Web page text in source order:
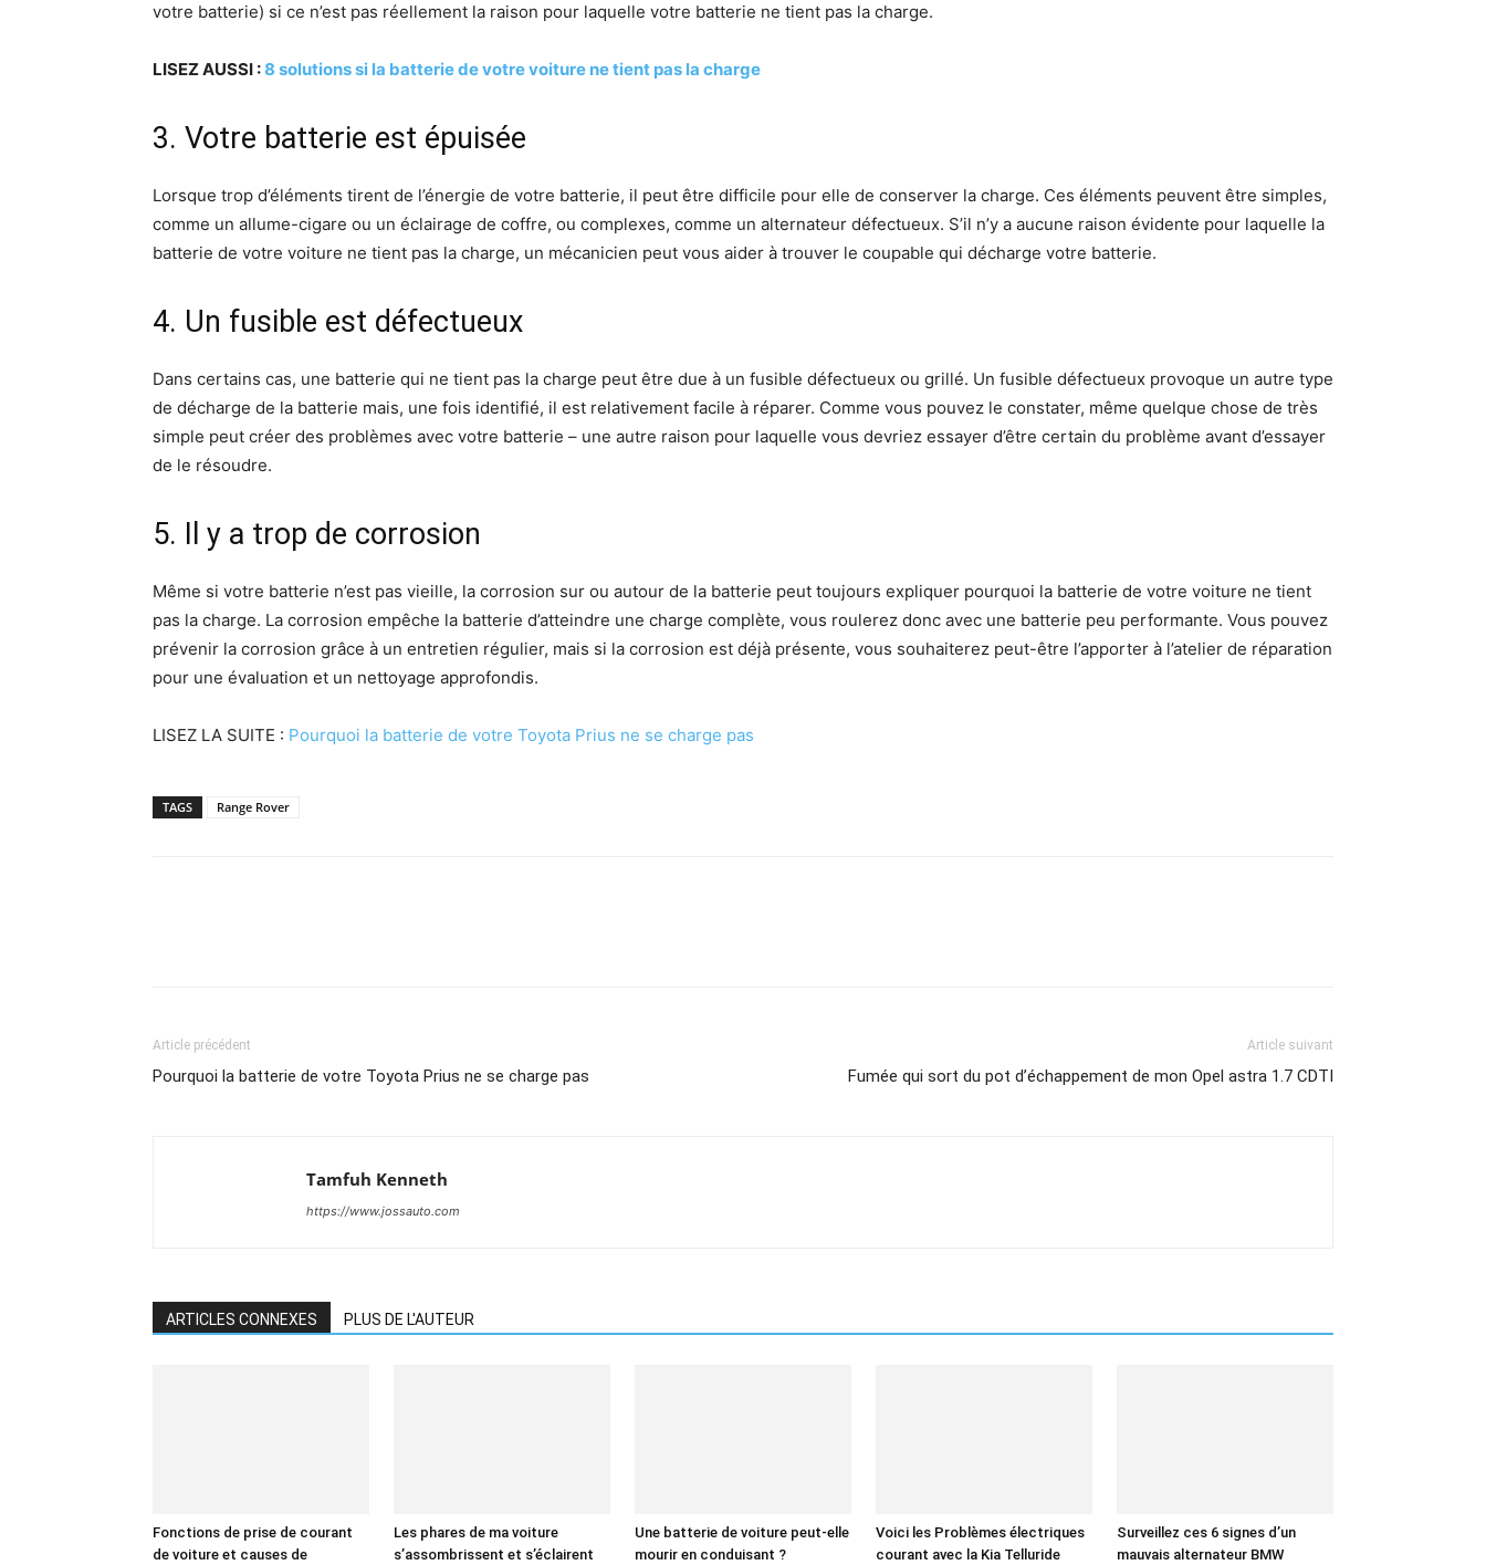
votre batterie) si ce n’est pas réellement la raison pour laquelle votre batterie ne tient pas la charge.
LISEZ AUSSI :8 solutions si la batterie de votre voiture ne tient pas la charge
3. Votre batterie est épuisée
Lorsque trop d’éléments tirent de l’énergie de votre batterie, il peut être difficile pour elle de conserver la charge. Ces éléments peuvent être simples,
comme un allume-cigare ou un éclairage de coffre, ou complexes, comme un alternateur défectueux. S’il n’y a aucune raison évidente pour laquelle la
batterie de votre voiture ne tient pas la charge, un mécanicien peut vous aider à trouver le coupable qui décharge votre batterie.
4. Un fusible est défectueux
Dans certains cas, une batterie qui ne tient pas la charge peut être due à un fusible défectueux ou grillé. Un fusible défectueux provoque un autre type
de décharge de la batterie mais, une fois identifié, il est relativement facile à réparer. Comme vous pouvez le constater, même quelque chose de très
simple peut créer des problèmes avec votre batterie – une autre raison pour laquelle vous devriez essayer d’être certain du problème avant d’essayer
de le résoudre.
5. Il y a trop de corrosion
Même si votre batterie n’est pas vieille, la corrosion sur ou autour de la batterie peut toujours expliquer pourquoi la batterie de votre voiture ne tient
pas la charge. La corrosion empêche la batterie d’atteindre une charge complète, vous roulerez donc avec une batterie peu performante. Vous pouvez
prévenir la corrosion grâce à un entretien régulier, mais si la corrosion est déjà présente, vous souhaiterez peut-être l’apporter à l’atelier de réparation
pour une évaluation et un nettoyage approfondis.
LISEZ LA SUITE : Pourquoi la batterie de votre Toyota Prius ne se charge pas
TAGS Range Rover
Article précédent
Pourquoi la batterie de votre Toyota Prius ne se charge pas
Article suivant
Fumée qui sort du pot d’échappement de mon Opel astra 1.7 CDTI
Tamfuh Kenneth
https://www.jossauto.com
ARTICLES CONNEXES PLUS DE L'AUTEUR
Fonctions de prise de courant
de voiture et causes de
Les phares de ma voiture
s’assombrissent et s’éclairent
Une batterie de voiture peut-elle
mourir en conduisant ?
Voici les Problèmes électriques
courant avec la Kia Telluride
Surveillez ces 6 signes d’un
mauvais alternateur BMW